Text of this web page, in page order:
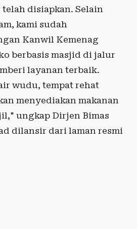
disiapkan. Selain
kami sudah
Kanwil Kemenag
berbasis masjid di jalur
layanan terbaik.
wudu, tempat rehat
menyediakan makanan
ungkap Dirjen Bimas
dilansir dari laman resmi